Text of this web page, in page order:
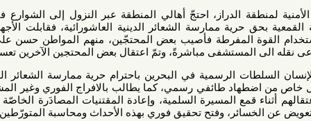
الدراز، احتجّ أهالي المنطقة عبر النزول إلى الشوارع في مسيرة
ممارسة الشعائر الدينية العاشورائية، فقابلت الأجهزة الأمنية
المفرطة فأصيب بعض المحتجّين، منهم المواطن حسن علي العنفوز
مباشرةً، وتمّ اعتقال بعض المحتجين الآخرين تعسفياً.
الرسمية في البحرين باحترام حرية ممارسة الشعائر الدينية لدى
طائفي رسمي، كما يطالب بالافراج الفوري وغير المشروط عن
قمع المسيرة السلمية، وإعادة المقتنيات المصادَرة الخاصّة بالمناسبة
وفتح تحقيق فوري بهذه الأحداث ومحاسبة المتورّطين فيها.